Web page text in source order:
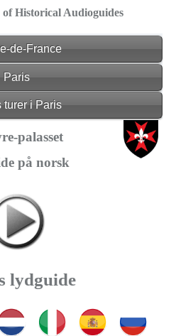
Historical Audioguides
Ile-de-France
Paris
turer i Paris
palasset
på norsk
lydguide